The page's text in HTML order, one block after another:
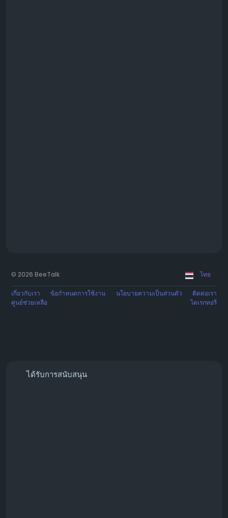
© 2026 BeeTalk ไทย
เกี่ยวกับเรา ข้อกำหนดการใช้งาน นโยบายความเป็นส่วนตัว
ติดต่อเรา
ศูนย์ช่วยเหลือ
ไดเรกทอรี
ได้รับการสนับสนุน